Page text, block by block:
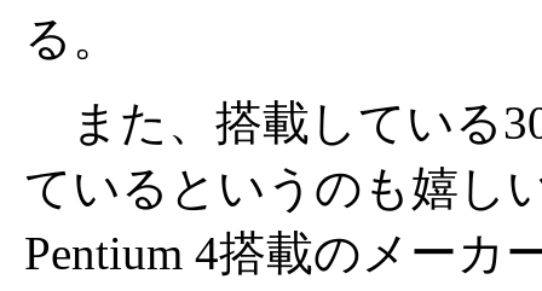
る。
また、搭載している
ているというのも嬉し
Pentium 4搭載のメーカ